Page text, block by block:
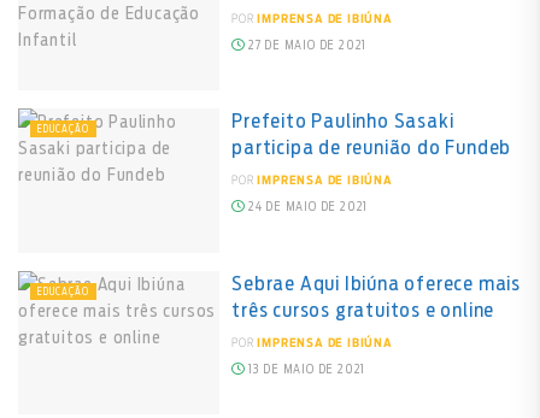
POR IMPRENSA DE IBIÚNA
27 DE MAIO DE 2021
EDUCAÇÃO
Prefeito Paulinho Sasaki
participa de reunião do Fundeb
POR IMPRENSA DE IBIÚNA
24 DE MAIO DE 2021
EDUCAÇÃO
Sebrae Aqui Ibiúna oferece mais
três cursos gratuitos e online
POR IMPRENSA DE IBIÚNA
13 DE MAIO DE 2021